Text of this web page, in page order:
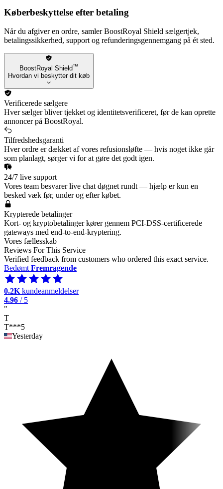
Køberbeskyttelse efter betaling
Når du afgiver en ordre, samler BoostRoyal Shield sælgertjek,
betalingssikkerhed, support og refunderingsgennemgang på ét sted.
BoostRoyal Shield™
Hvordan vi beskytter dit køb
Verificerede sælgere
Hver sælger bliver tjekket og identitetsverificeret, før de kan oprette
annoncer på BoostRoyal.
Tilfredshedsgaranti
Hver ordre er dækket af vores refusionsløfte — hvis noget ikke går
som planlagt, sørger vi for at gøre det godt igen.
24/7 live support
Vores team besvarer live chat døgnet rundt — hjælp er kun en
besked væk før, under og efter købet.
Krypterede betalinger
Kort- og kryptobetalinger kører gennem PCI-DSS-certificerede
gateways med end-to-end-kryptering.
Vores fællesskab
Reviews For This Service
Verified feedback from customers who ordered this exact service.
Bedømt Fremragende
0.2K kundeanmeldelser
4.96 / 5
"
T
T***5
Yesterday